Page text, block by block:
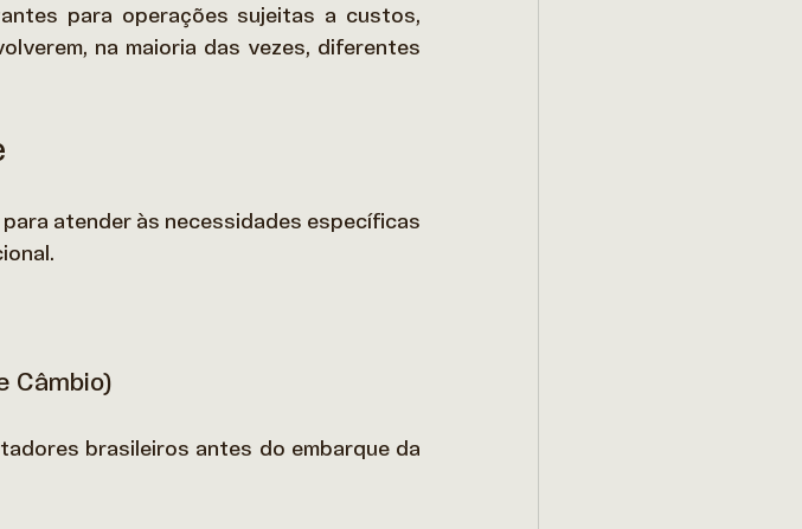
para operações sujeitas a custos,
na maioria das vezes, diferentes
atender às necessidades específicas
Câmbio)
brasileiros antes do embarque da